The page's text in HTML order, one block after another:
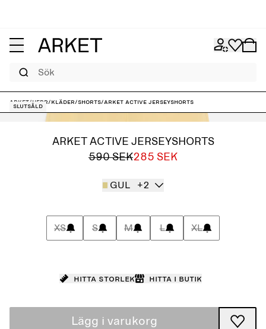
ARKET/Herr/Kläder/Shorts/ARKET ACTIVE Jerseyshorts
Slutsåld
ARKET ACTIVE JERSEYSHORTS
590 SEK285 SEK
GUL +2
XS S M L XL
Hitta storlek Hitta i butik
Lägg i varukorg